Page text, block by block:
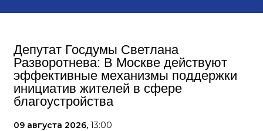
Депутат Госдумы Светлана
Разворотнева: В Москве действуют
эффективные механизмы поддержки
инициатив жителей в сфере
благоустройства
09 августа 2026, 13:00